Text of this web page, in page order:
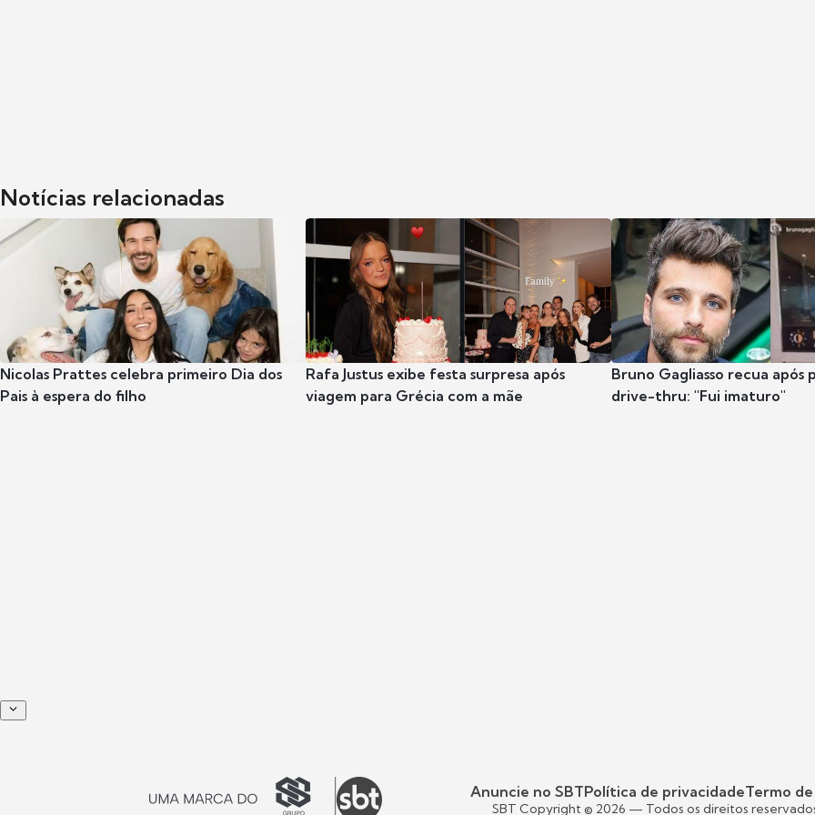
Notícias relacionadas
Nicolas Prattes celebra primeiro Dia dos
Pais à espera do filho
Rafa Justus exibe festa surpresa após
viagem para Grécia com a mãe
Bruno Gagliasso recua após
drive-thru: "Fui imaturo"
Anuncie no SBTPolítica de privacidadeTermo de
SBT Copyright © 2026 — Todos os direitos